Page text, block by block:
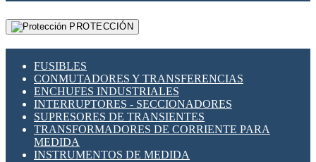
PROTECCIÓN
FUSIBLES
CONMUTADORES Y TRANSFERENCIAS
ENCHUFES INDUSTRIALES
INTERRUPTORES - SECCIONADORES
SUPRESORES DE TRANSIENTES
TRANSFORMADORES DE CORRIENTE PARA
MEDIDA
INSTRUMENTOS DE MEDIDA